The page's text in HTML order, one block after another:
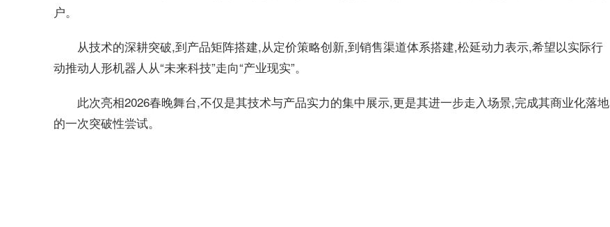
户。
从技术的深耕突破,到产品矩阵搭建,从定价策略创新,到销售渠道体系搭建,松延动力表示,希望以实际行
动推动人形机器人从“未来科技”走向“产业现实”。
此次亮相2026春晚舞台,不仅是其技术与产品实力的集中展示,更是其进一步走入场景,完成其商业化落地
的一次突破性尝试。